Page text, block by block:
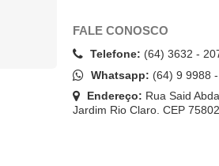
FALE CONOSCO
Telefone: (64) 3632 -
Whatsapp: (64) 9 9988
Endereço: Rua Said
Jardim Rio Claro. CEP